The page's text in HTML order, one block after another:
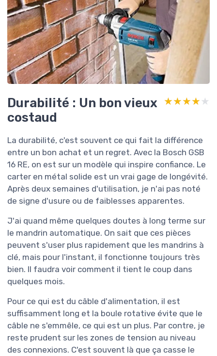
Durabilité : Un bon vieux
costaud
★★★★★
★★★★★
La durabilité, c'est souvent ce qui fait la différence
entre un bon achat et un regret. Avec la Bosch GSB
16 RE, on est sur un modèle qui inspire confiance. Le
carter en métal solide est un vrai gage de longévité.
Après deux semaines d'utilisation, je n'ai pas noté
de signe d'usure ou de faiblesses apparentes.
J'ai quand même quelques doutes à long terme sur
le mandrin automatique. On sait que ces pièces
peuvent s'user plus rapidement que les mandrins à
clé, mais pour l'instant, il fonctionne toujours très
bien. Il faudra voir comment il tient le coup dans
quelques mois.
Pour ce qui est du câble d'alimentation, il est
suffisamment long et la boule rotative évite que le
câble ne s'emmêle, ce qui est un plus. Par contre, je
reste prudent sur les zones de tension au niveau
des connexions. C'est souvent là que ça casse le